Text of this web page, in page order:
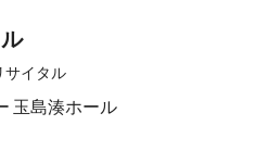
サイタル
玉島湊ホール